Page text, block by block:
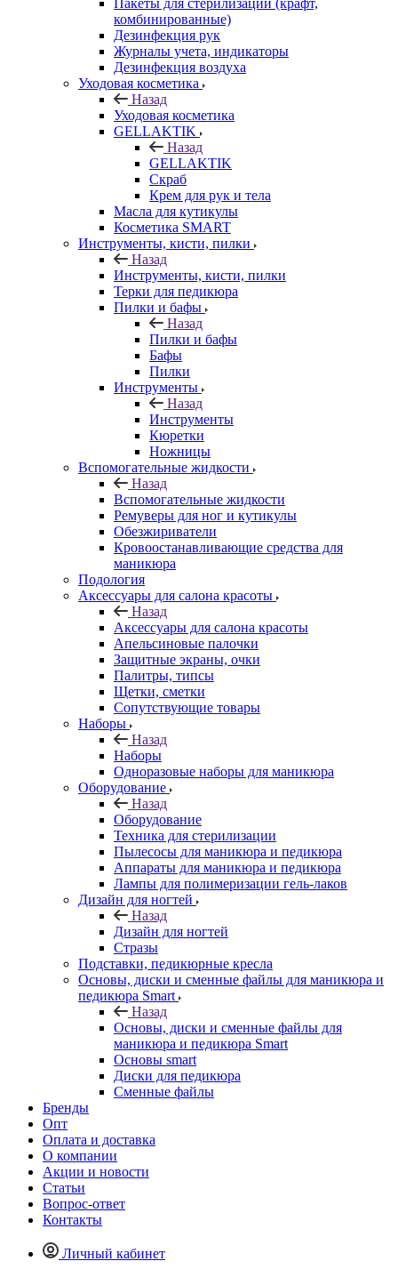
Пакеты для стерилизации (крафт,
комбинированные)
Дезинфекция рук
Журналы учета, индикаторы
Дезинфекция воздуха
Уходовая косметика
Назад
Уходовая косметика
GELLAKTIK
Назад
GELLAKTIK
Скраб
Крем для рук и тела
Масла для кутикулы
Косметика SMART
Инструменты, кисти, пилки
Назад
Инструменты, кисти, пилки
Терки для педикюра
Пилки и бафы
Назад
Пилки и бафы
Бафы
Пилки
Инструменты
Назад
Инструменты
Кюретки
Ножницы
Вспомогательные жидкости
Назад
Вспомогательные жидкости
Ремуверы для ног и кутикулы
Обезжириватели
Кровоостанавливающие средства для
маникюра
Подология
Аксессуары для салона красоты
Назад
Аксессуары для салона красоты
Апельсиновые палочки
Защитные экраны, очки
Палитры, типсы
Щетки, сметки
Сопутствующие товары
Наборы
Назад
Наборы
Одноразовые наборы для маникюра
Оборудование
Назад
Оборудование
Техника для стерилизации
Пылесосы для маникюра и педикюра
Аппараты для маникюра и педикюра
Лампы для полимеризации гель-лаков
Дизайн для ногтей
Назад
Дизайн для ногтей
Стразы
Подставки, педикюрные кресла
Основы, диски и сменные файлы для маникюра и
педикюра Smart
Назад
Основы, диски и сменные файлы для
маникюра и педикюра Smart
Основы smart
Диски для педикюра
Сменные файлы
Бренды
Опт
Оплата и доставка
О компании
Акции и новости
Статьи
Вопрос-ответ
Контакты
Личный кабинет